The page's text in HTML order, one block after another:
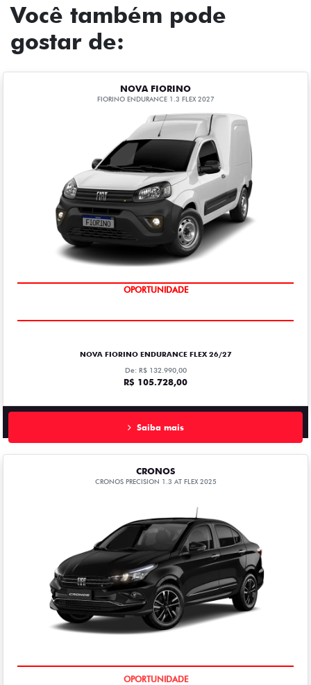
Você também pode
gostar de:
NOVA FIORINO
FIORINO ENDURANCE 1.3 FLEX 2027
OPORTUNIDADE
NOVA FIORINO ENDURANCE FLEX 26/27
De: R$ 132.990,00
R$ 105.728,00
Saiba mais
CRONOS
CRONOS PRECISION 1.3 AT FLEX 2025